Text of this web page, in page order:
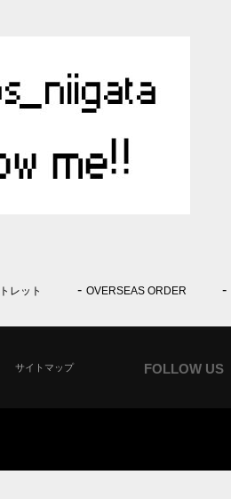
レット OVERSEAS ORDER
サイトマップ FOLLOW US